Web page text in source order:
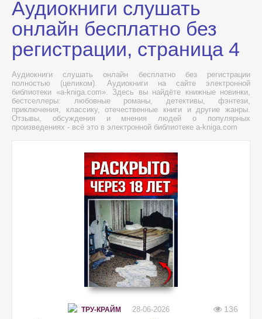
Аудиокниги слушать
онлайн бесплатно без
регистрации, страница 4
Аудиокниги слушать онлайн бесплатно без регистрации
полностью (целиком). Аудиокниги на сайте электронной
библиотеки «a-kniga.com». Здесь вы найдёте книжные новинки,
бестселлеры: любовные романы, детективы, фэнтези,
приключения, классику, отечественные книги и другие жанры.
Отзывы, обсуждения и мнения людей о популярных
произведениях - всё это в электронной библиотеке a-kniga.com
ТРУ-КРАЙМ 28-06-2026 136